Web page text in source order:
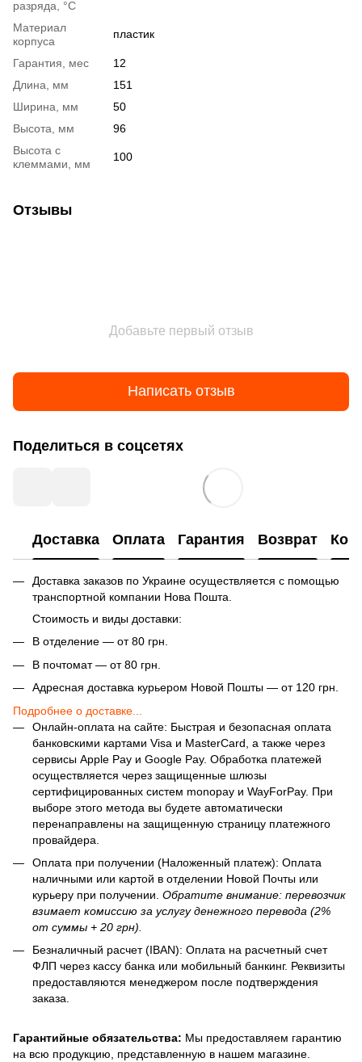
разряда, °C
Материал
корпуса
пластик
Гарантия, мес
12
Длина, мм
151
Ширина, мм
50
Высота, мм
96
Высота с
клеммами, мм
100
Отзывы
Добавьте первый отзыв
Написать отзыв
Поделиться в соцсетях
Доставка Оплата Гарантия Возврат
Доставка заказов по Украине осуществляется с помощью
транспортной компании Нова Пошта.
Стоимость и виды доставки:
В отделение — от 80 грн.
В почтомат — от 80 грн.
Адресная доставка курьером Новой Пошты — от 120 грн.
Подробнее о доставке...
Онлайн-оплата на сайте: Быстрая и безопасная оплата
банковскими картами Visa и MasterCard, а также через
сервисы Apple Pay и Google Pay. Обработка платежей
осуществляется через защищенные шлюзы
сертифицированных систем monopay и WayForPay. При
выборе этого метода вы будете автоматически
перенаправлены на защищенную страницу платежного
провайдера.
Оплата при получении (Наложенный платеж): Оплата
наличными или картой в отделении Новой Почты или
курьеру при получении. Обратите внимание: перевозчик
взимает комиссию за услугу денежного перевода (2%
от суммы + 20 грн).
Безналичный расчет (IBAN): Оплата на расчетный счет
ФЛП через кассу банка или мобильный банкинг. Реквизиты
предоставляются менеджером после подтверждения
заказа.
Гарантийные обязательства: Мы предоставляем гарантию
на всю продукцию, представленную в нашем магазине.